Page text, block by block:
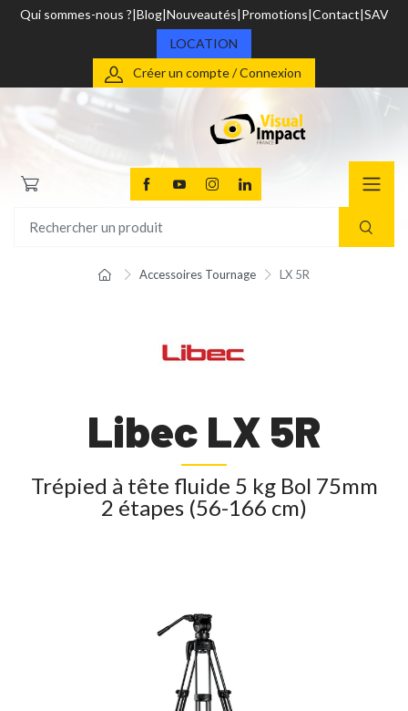
Qui sommes-nous ? Blog Nouveautés Promotions Contact SAV
LOCATION
Créer un compte / Connexion
Accessoires Tournage LX 5R
Libec LX 5R
Trépied à tête fluide 5 kg Bol 75mm
2 étapes (56-166 cm)